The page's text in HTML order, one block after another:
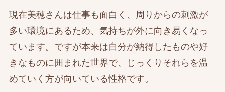
現在美穂さんは仕事も面白く、周りからの刺激が
多い環境にあるため、気持ちが外に向き易くなっ
ています。ですが本来は自分が納得したものや好
きなものに囲まれた世界で、じっくりそれらを温
めていく方が向いている性格です。